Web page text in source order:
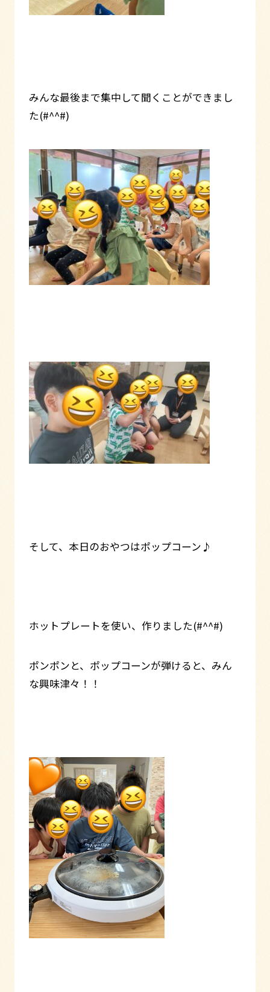
みんな最後まで集中して聞くことができまし
た(#^^#)
そして、本日のおやつはポップコーン♪
ホットプレートを使い、作りました(#^^#)
ポンポンと、ポップコーンが弾けると、みん
な興味津々！！